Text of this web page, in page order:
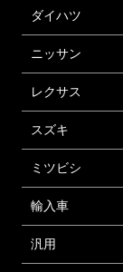
ダイハツ
ニッサン
レクサス
スズキ
ミツビシ
輸入車
汎用